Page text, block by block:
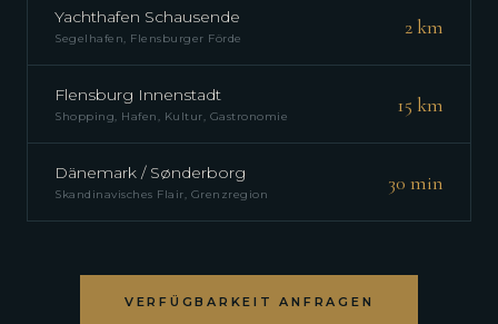
Yachthafen Schausende
Segelhafen, Flensburger Förde 2 km
Flensburg Innenstadt
Shopping, Hafen, Kultur, Gastronomie 15 km
Dänemark / Sønderborg
Skandinavisches Flair, Grenzregion 30 min
VERFÜGBARKEIT ANFRAGEN